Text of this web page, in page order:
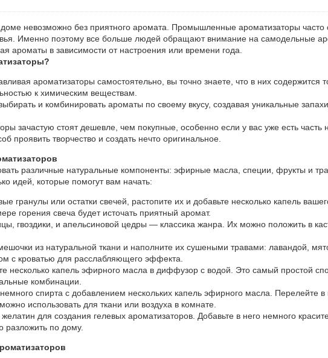
невозможно без приятного аромата. Промышленные ароматизаторы часто
Именно поэтому все больше людей обращают внимание на самодельные
ароматы в зависимости от настроения или времени года.
ароматизаторы самостоятельно, вы точно знаете, что в них содержится
к химическим веществам.
и комбинировать ароматы по своему вкусу, создавая уникальные
зачастую стоят дешевле, чем покупные, особенно если у вас уже есть часть
проявить творчество и создать нечто оригинальное.
различные натуральные компоненты: эфирные масла, специи, фрукты и
идей, которые помогут вам начать:
гранулы или остатки свечей, растопите их и добавьте несколько капель
горения свеча будет источать приятный аромат.
гвоздики, и апельсиновой цедры — классика жанра. Их можно положить в
из натуральной ткани и наполните их сушеными травами: лавандой,
с кроватью для расслабляющего эффекта.
несколько капель эфирного масла в диффузор с водой. Это самый простой
комбинации.
спирта с добавлением нескольких капель эфирного масла. Перелейте в
использовать для ткани или воздуха в комнате.
желатин для создания гелевых ароматизаторов. Добавьте в него немного
по дому.